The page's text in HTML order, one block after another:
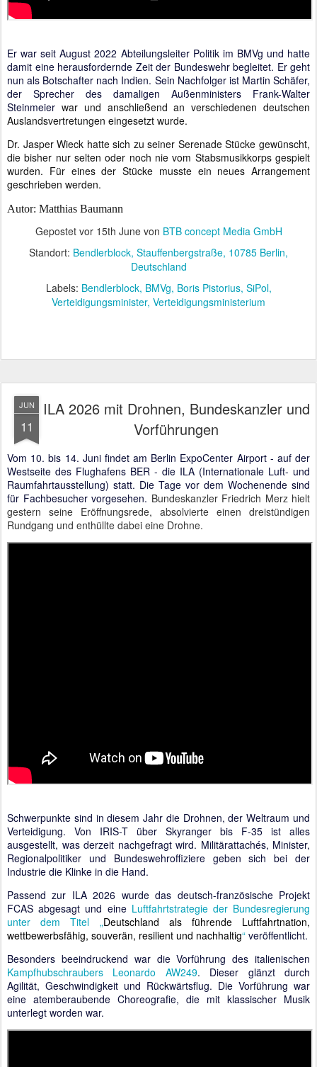
Er war seit August 2022 Abteilungsleiter Politik im BMVg und hatte
damit eine herausfordernde Zeit der Bundeswehr begleitet. Er geht
nun als Botschafter nach Indien. Sein Nachfolger ist Martin Schäfer,
der Sprecher des damaligen Außenministers Frank-Walter
Steinmeier war und anschließend an verschiedenen deutschen
Auslandsvertretungen eingesetzt wurde.
Dr. Jasper Wieck hatte sich zu seiner Serenade Stücke gewünscht,
die bisher nur selten oder noch nie vom Stabsmusikkorps gespielt
wurden. Für eines der Stücke musste ein neues Arrangement
geschrieben werden.
Autor: Matthias Baumann
Gepostet vor 15th Junevon BTB concept Media GmbH
Standort: Bendlerblock, Stauffenbergstraße, 10785 Berlin,
Deutschland
Labels: Bendlerblock BMVg Boris Pistorius SiPol
Verteidigungsminister Verteidigungsministerium
JUN
11
ILA 2026 mit Drohnen, Bundeskanzler und
Vorführungen
Vom 10. bis 14. Juni findet am Berlin ExpoCenter Airport - auf der
Westseite des Flughafens BER - die ILA (Internationale Luft- und
Raumfahrtausstellung) statt. Die Tage vor dem Wochenende sind
für Fachbesucher vorgesehen. Bundeskanzler Friedrich Merz hielt
gestern seine Eröffnungsrede, absolvierte einen dreistündigen
Rundgang und enthüllte dabei eine Drohne.
Schwerpunkte sind in diesem Jahr die Drohnen, der Weltraum und
Verteidigung. Von IRIS-T über Skyranger bis F-35 ist alles
ausgestellt, was derzeit nachgefragt wird. Militärattachés, Minister,
Regionalpolitiker und Bundeswehroffiziere geben sich bei der
Industrie die Klinke in die Hand.
Passend zur ILA 2026 wurde das deutsch-französische Projekt
FCAS abgesagt und eine Luftfahrtstrategie der Bundesregierung
unter dem Titel „Deutschland als führende Luftfahrtnation,
wettbewerbsfähig, souverän, resilient und nachhaltig“ veröffentlicht.
Besonders beeindruckend war die Vorführung des italienischen
Kampfhubschraubers Leonardo AW249. Dieser glänzt durch
Agilität, Geschwindigkeit und Rückwärtsflug. Die Vorführung war
eine atemberaubende Choreografie, die mit klassischer Musik
unterlegt worden war.